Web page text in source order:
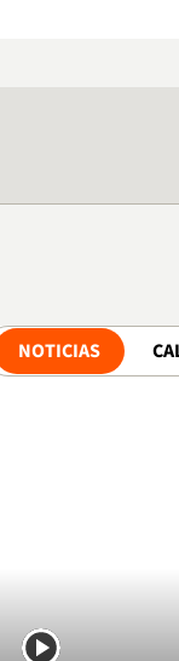
NOTICIAS